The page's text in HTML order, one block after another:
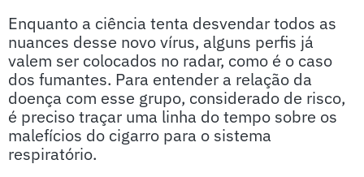
Enquanto a ciência tenta desvendar todos as
nuances desse novo vírus, alguns perfis já
valem ser colocados no radar, como é o caso
dos fumantes. Para entender a relação da
doença com esse grupo, considerado de risco,
é preciso traçar uma linha do tempo sobre os
malefícios do cigarro para o sistema
respiratório.